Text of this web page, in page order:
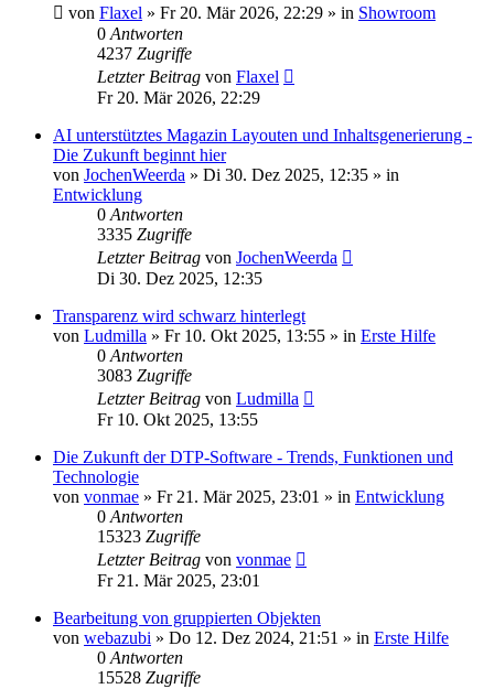
von Flaxel » Fr 20. Mär 2026, 22:29 » in Showroom
0 Antworten
4237 Zugriffe
Letzter Beitrag von Flaxel
Fr 20. Mär 2026, 22:29
AI unterstütztes Magazin Layouten und Inhaltsgenerierung -
Die Zukunft beginnt hier
von JochenWeerda » Di 30. Dez 2025, 12:35 » in
Entwicklung
0 Antworten
3335 Zugriffe
Letzter Beitrag von JochenWeerda
Di 30. Dez 2025, 12:35
Transparenz wird schwarz hinterlegt
von Ludmilla » Fr 10. Okt 2025, 13:55 » in Erste Hilfe
0 Antworten
3083 Zugriffe
Letzter Beitrag von Ludmilla
Fr 10. Okt 2025, 13:55
Die Zukunft der DTP-Software - Trends, Funktionen und
Technologie
von vonmae » Fr 21. Mär 2025, 23:01 » in Entwicklung
0 Antworten
15323 Zugriffe
Letzter Beitrag von vonmae
Fr 21. Mär 2025, 23:01
Bearbeitung von gruppierten Objekten
von webazubi » Do 12. Dez 2024, 21:51 » in Erste Hilfe
0 Antworten
15528 Zugriffe